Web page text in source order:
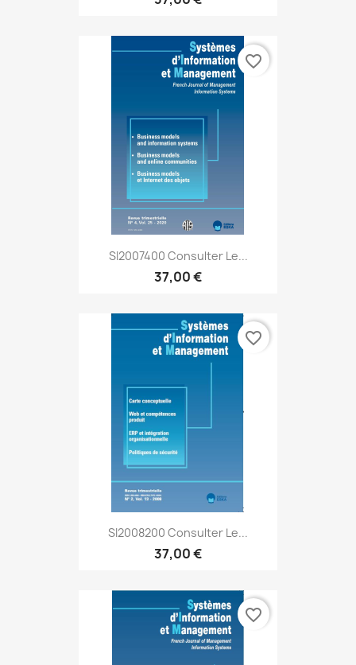
SI2007400 Consulter Le...
37,00 €
favorite_border
SI2008200 Consulter Le...
37,00 €
favorite_border
favorite_border